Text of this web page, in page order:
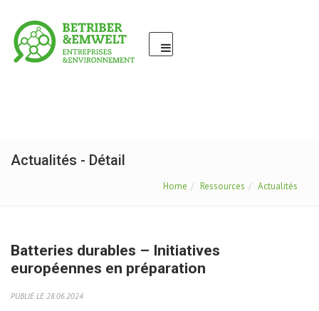
Actualités - Détail
Home Ressources Actualités
Batteries durables – Initiatives
européennes en préparation
PUBLIÉ LE 28.06.2024